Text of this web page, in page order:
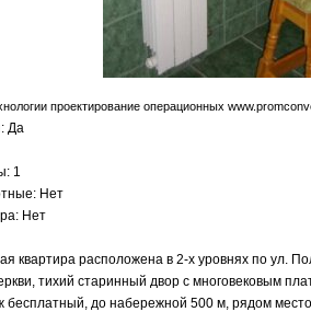
проектирование операционных
Да
1
Нет
Нет
квартира расположена в 2-х уровнях по ул.
тихий старинный двор с многовековым
до набережной 500 м, рядом